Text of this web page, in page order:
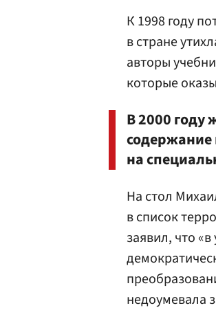
К 1998 году
в стране
авторы
которые
В 2000
содержание
на
На стол
в список
заявил, что
недоумевала